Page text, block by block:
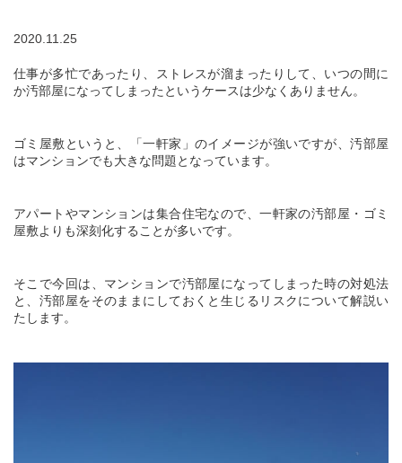
Q&Aよくある質問
SUPPORT開業支援
NEWSお知らせ
MEDIA
REQUEST
2020.11.25
仕事が多忙であったり、ストレスが溜まったりして、いつの間に
か汚部屋になってしまったというケースは少なくありません。
ゴミ屋敷というと、「一軒家」のイメージが強いですが、汚部屋
はマンションでも大きな問題となっています。
アパートやマンションは集合住宅なので、一軒家の汚部屋・ゴミ
屋敷よりも深刻化することが多いです。
そこで今回は、マンションで汚部屋になってしまった時の対処法
と、汚部屋をそのままにしておくと生じるリスクについて解説い
たします。